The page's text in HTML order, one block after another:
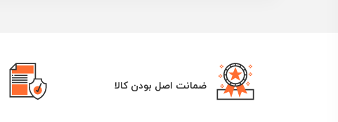
ضمانت اصل بودن کالا